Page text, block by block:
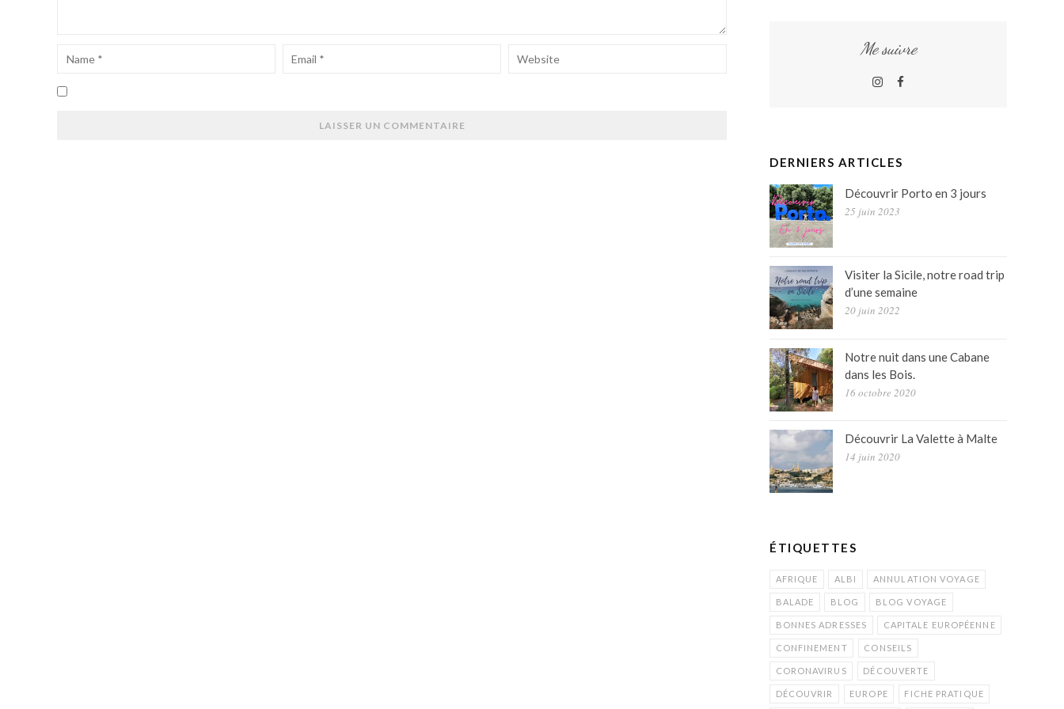
Me suivre
Instagram
DERNIERS ARTICLES
Découvrir Porto en 3 jours
25 juin 2023
Visiter la Sicile, notre road trip
d’une semaine
20 juin 2022
Notre nuit dans une Cabane
dans les Bois.
16 octobre 2020
Découvrir La Valette à Malte
14 juin 2020
ÉTIQUETTES
AFRIQUE ALBI ANNULATION VOYAGE
BALADE BLOG BLOG VOYAGE
BONNES ADRESSES CAPITALE EUROPÉENNE
CONFINEMENT CONSEILS
CORONAVIRUS DÉCOUVERTE
DÉCOUVRIR EUROPE FICHE PRATIQUE